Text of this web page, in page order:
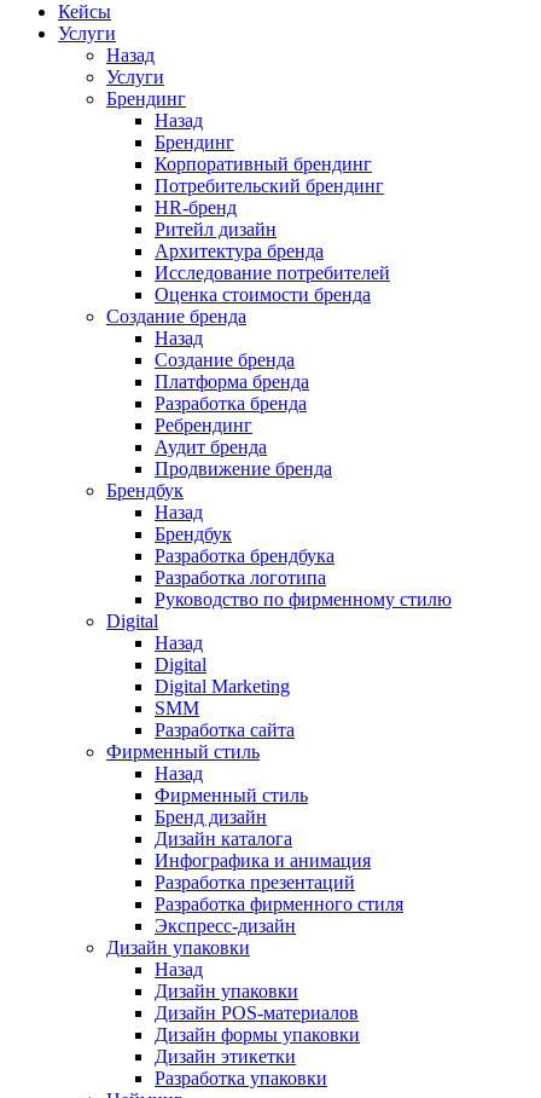
Кейсы
Услуги
Назад
Услуги
Брендинг
Назад
Брендинг
Корпоративный брендинг
Потребительский брендинг
НR-бренд
Ритейл дизайн
Архитектура бренда
Исследование потребителей
Оценка стоимости бренда
Создание бренда
Назад
Создание бренда
Платформа бренда
Разработка бренда
Ребрендинг
Аудит бренда
Продвижение бренда
Брендбук
Назад
Брендбук
Разработка брендбука
Разработка логотипа
Руководство по фирменному стилю
Digital
Назад
Digital
Digital Marketing
SMM
Разработка сайта
Фирменный стиль
Назад
Фирменный стиль
Бренд дизайн
Дизайн каталога
Инфографика и анимация
Разработка презентаций
Разработка фирменного стиля
Экспресс-дизайн
Дизайн упаковки
Назад
Дизайн упаковки
Дизайн POS-материалов
Дизайн формы упаковки
Дизайн этикетки
Разработка упаковки